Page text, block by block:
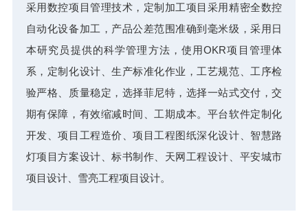
采用数控项目管理技术，定制加工项目采用精密全数控
自动化设备加工，产品公差范围准确到毫米级，采用日
本研究员提供的科学管理方法，使用OKR项目管理体
系，定制化设计、生产标准化作业，工艺规范、工序检
验严格、质量稳定，选择菲尼特，选择一站式交付，交
期有保障，有效缩减时间、工期成本。平台软件定制化
开发、项目工程造价、项目工程图纸深化设计、智慧路
灯项目方案设计、标书制作、天网工程设计、平安城市
项目设计、雪亮工程项目设计。